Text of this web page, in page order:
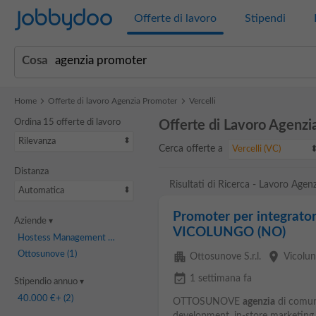
Jobbydoo Offerte di lavoro Stipendi
Cosa
Home Offerte di lavoro Agenzia Promoter Vercelli
Ordina 15 offerte di lavoro
Rilevanza
Distanza
Automatica
Aziende
Hostess Management Art
Ottosunove(1)
Stipendio annuo
40.000 €+ (2)
Offerte di Lavoro
Cerca offerte a Vercelli (VC)
Risultati di Ricerca - Lavoro
Promoter per
VICOLUNGO (NO)
apartment Ottosunove S.r.l. place
event_available 1 settimana fa
OTTOSUNOVE agenzia di